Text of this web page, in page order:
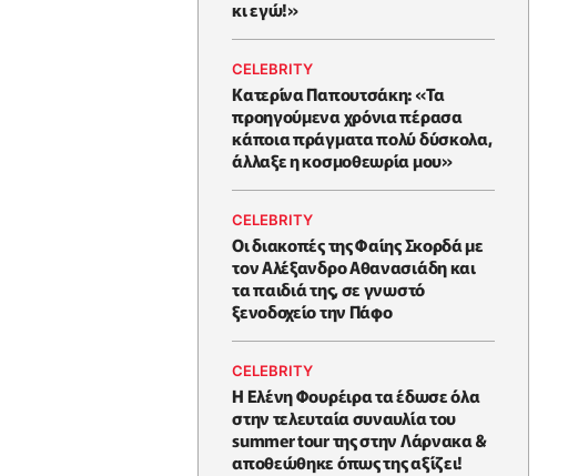
κι εγώ!»
CELEBRITY
Κατερίνα Παπουτσάκη: «Τα
προηγούμενα χρόνια πέρασα
κάποια πράγματα πολύ δύσκολα,
άλλαξε η κοσμοθεωρία μου»
CELEBRITY
Οι διακοπές της Φαίης Σκορδά με
τον Αλέξανδρο Αθανασιάδη και
τα παιδιά της, σε γνωστό
ξενοδοχείο την Πάφο
CELEBRITY
Η Ελένη Φουρέιρα τα έδωσε όλα
στην τελευταία συναυλία του
summer tour της στην Λάρνακα &
αποθεώθηκε όπως της αξίζει!